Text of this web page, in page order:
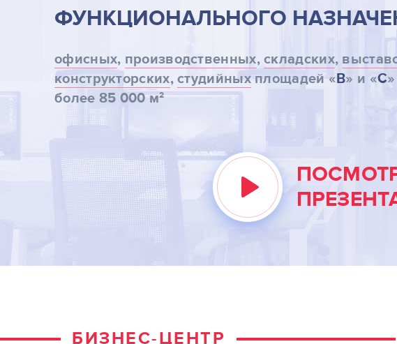
ТЕХНОПАРК
НОВЫЕ ПЛОЩАДИ В 2020
ТЕРРИТОРИЯ
УСЛУГИ РЕЗИДЕНТОВ
РЕЗИДЕНТОВ
ФУНКЦИОНАЛЬНОГО
офисных, производственных,складских,
конструкторских,студийныхплощадей «В» и «С
более 85 000 м2
БИЗНЕС-ЦЕНТР